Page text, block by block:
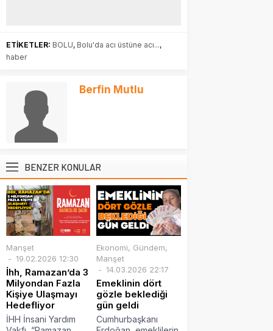
ETİKETLER: BOLU, Bolu'da acı üstüne acı...,
haber
Berfin Mutlu
BENZER KONULAR
Manşet
19.02.2026 12:30
İhh, Ramazan’da 3
Milyondan Fazla
Kişiye Ulaşmayı
Hedefliyor
İHH İnsani Yardım
Ekonomi, Gündem,
Manşet
14.03.2026 22:17
Emeklinin dört
gözle beklediği
gün geldi
Cumhurbaşkanı